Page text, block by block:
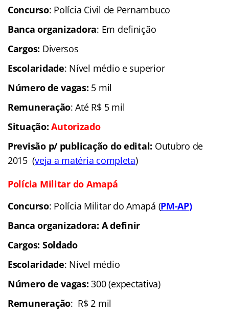
Concurso: Polícia Civil de Pernambuco
Banca organizadora: Em definição
Cargos: Diversos
Escolaridade: Nível médio e superior
Número de vagas: 5 mil
Remuneração: Até R$ 5 mil
Situação: Autorizado
Previsão p/ publicação do edital: Outubro de
2015 (veja a matéria completa)
Polícia Militar do Amapá
Concurso: Polícia Militar do Amapá (PM-AP)
Banca organizadora: A definir
Cargos: Soldado
Escolaridade: Nível médio
Número de vagas: 300 (expectativa)
Remuneração: R$ 2 mil